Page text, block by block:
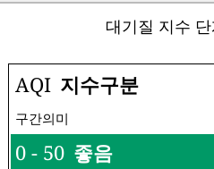
대기질 지수
AQI 지수구분
구간의미
0 - 50 좋음